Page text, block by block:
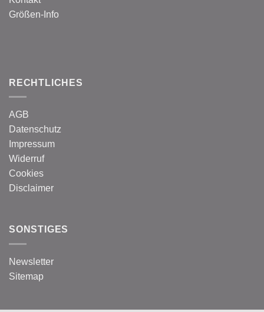
Größen-Info
RECHTLICHES
AGB
Datenschutz
Impressum
Widerruf
Cookies
Disclaimer
SONSTIGES
Newsletter
Sitemap